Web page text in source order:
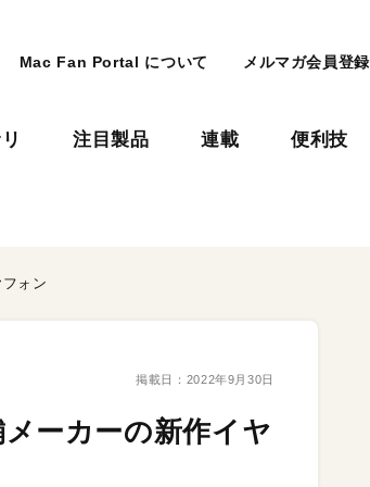
Mac Fan Portal について メルマガ会員登録
注目製品 連載 便利技
ォン
掲載日： 2022年9月30日
ーカーの新作イヤ